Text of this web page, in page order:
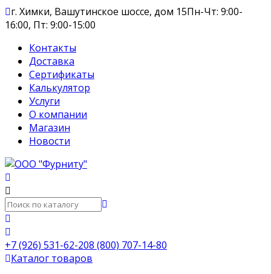
г. Химки, Вашутинское шоссе, дом 15Пн-Чт: 9:00-
16:00, Пт: 9:00-15:00
Контакты
Доставка
Сертификаты
Калькулятор
Услуги
О компании
Магазин
Новости
+7 (926) 531-62-208 (800) 707-14-80
Каталог товаров